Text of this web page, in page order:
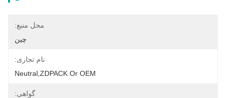
محل منبع:
چین
نام تجاری:
Neutral,ZDPACK Or OEM
گواهی: